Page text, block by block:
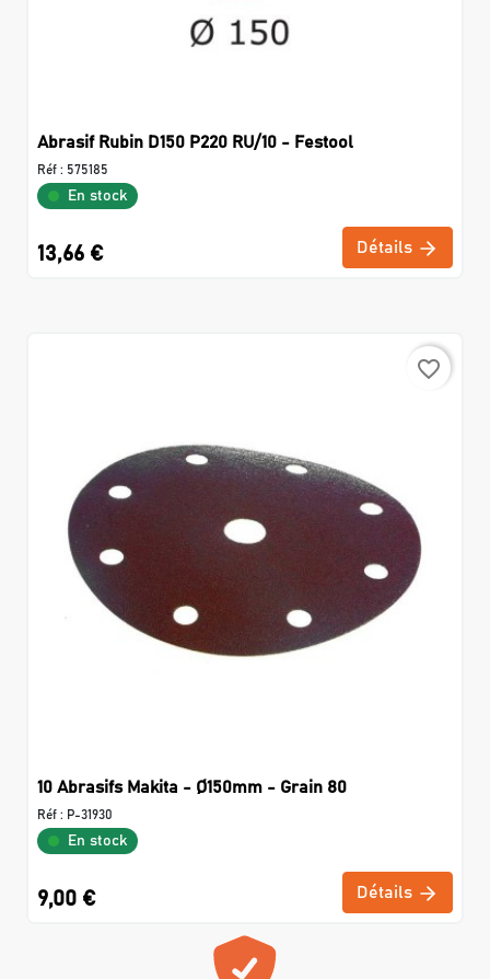
Abrasif Rubin D150 P220 RU/10 - Festool
Réf : 575185
En stock
13,66 € Détails
favorite_border
10 Abrasifs Makita - Ø150mm - Grain 80
Réf : P-31930
En stock
9,00 € Détails